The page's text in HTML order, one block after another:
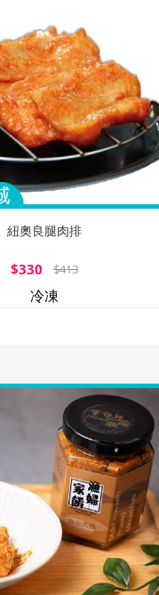
紐奧良腿肉排
$330 $413
冷凍